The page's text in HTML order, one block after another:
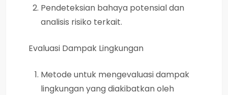
Pendeteksian bahaya potensial dan
analisis risiko terkait.
Evaluasi Dampak Lingkungan
Metode untuk mengevaluasi dampak
lingkungan yang diakibatkan oleh